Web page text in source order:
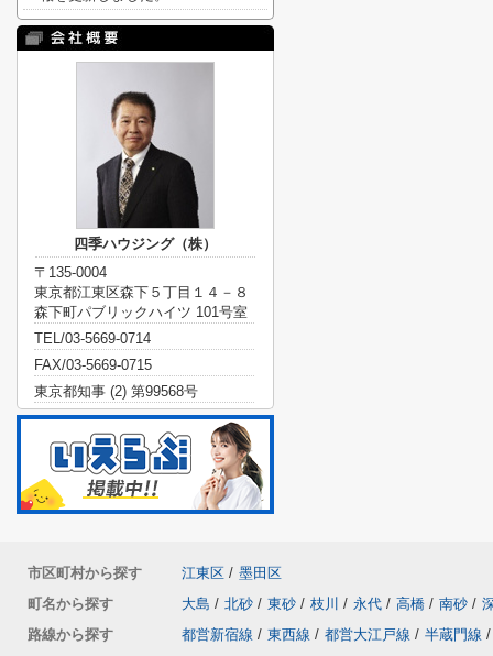
四季ハウジング（株）
〒135-0004
東京都江東区森下５丁目１４－８
森下町パブリックハイツ 101号室
TEL/03-5669-0714
FAX/03-5669-0715
東京都知事 (2) 第99568号
市区町村から探す 江東区 / 墨田区
町名から探す
大島 / 北砂 / 東砂 / 枝川 / 永代 / 高橋 / 南砂 /
路線から探す
都営新宿線 / 東西線 / 都営大江戸線 / 半蔵門線 /